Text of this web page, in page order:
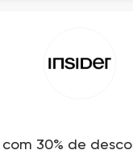
30% de